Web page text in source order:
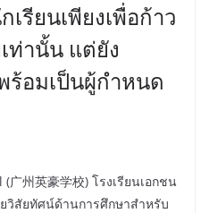
เรียนเพียงเพื่อก้าว
ท่านั้น แต่ยัง
ร้อมเป็นผู้กำหนด
广州英豪学校) โรงเรียนเอกชน
วิสัยทัศน์ด้านการศึกษาสำหรับ